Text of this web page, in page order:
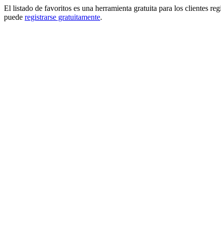
El listado de favoritos es una herramienta gratuita para los clientes
puede registrarse gratuitamente.